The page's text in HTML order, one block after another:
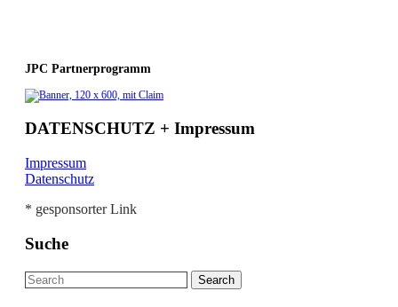
JPC Partnerprogramm
DATENSCHUTZ + Impressum
Impressum
Datenschutz
* gesponsorter Link
Suche